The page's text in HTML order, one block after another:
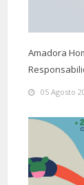
Amadora
05 Agosto